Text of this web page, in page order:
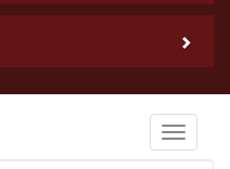
Toggle